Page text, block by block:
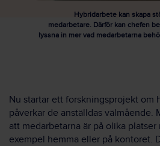
Hybridarbete kan skapa
medarbetare. Därför kan chefen
lyssna in mer vad medarbetarna
Nu startar ett forskningsprojekt om
påverkar de anställdas välmående.
att medarbetarna är på olika
exempel hemma eller på kontoret.